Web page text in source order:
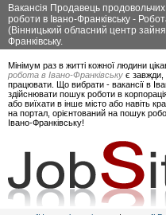
Вакансія Продавець
роботи в Івано-Франківську -
(Вінницький обласний центр
Франківську.
Мінімум раз в житті кожної людини
робота в Івано-Франківську є завжди,
працювати. Що вибрати - вакансії в
здійснювати пошук роботи в
або виїхати в інше місто або навіть
на портал, орієнтований на пошук
Івано-Франківську!